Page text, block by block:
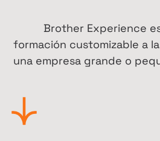
Brother Experience
formación customizable a
una empresa grande o